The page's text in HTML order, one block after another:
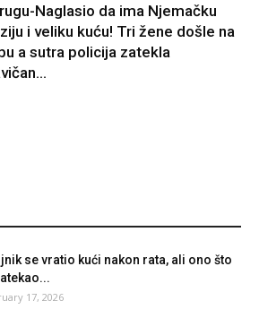
Naglasio da ima Njemačku
i veliku kuću! Tri žene došle na
a sutra policija zatekla
se vratio kući nakon rata, ali ono što
17, 2026